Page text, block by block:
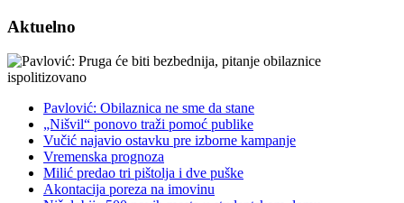
Aktuelno
Pavlović: Obilaznica ne sme da stane
„Nišvil“ ponovo traži pomoć publike
Vučić najavio ostavku pre izborne kampanje
Vremenska prognoza
Milić predao tri pištolja i dve puške
Akontacija poreza na imovinu